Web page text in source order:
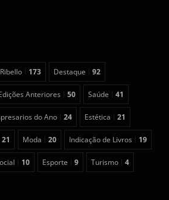
173 Destaque 92
Anteriores 50 Saúde 41
do Ano 24 Estética 21
21 Moda 20 Indicação de Livros 19
10 Esporte 9 Turismo 4